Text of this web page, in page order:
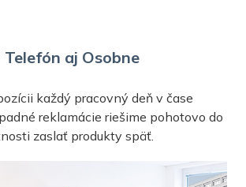
Telefón aj Osobne
každý pracovný deň v čase
reklamácie riešime pohotovo do
zaslať produkty späť.